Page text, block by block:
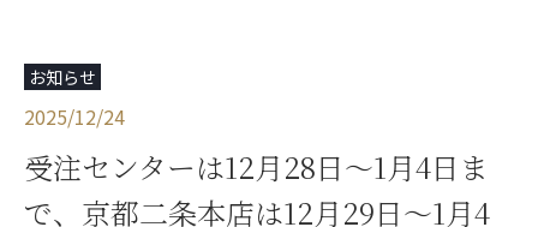
お知らせ
2025/12/24
受注センターは12月28日～1月4日ま
で、京都二条本店は12月29日～1月4